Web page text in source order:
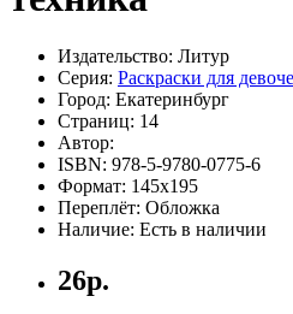
Издательство: Литур
Серия: Раскраски для
Город: Екатеринбург
Страниц: 14
Автор:
ISBN: 978-5-9780-0775-6
Формат: 145х195
Переплёт: Обложка
Наличие: Есть в наличии
26р.